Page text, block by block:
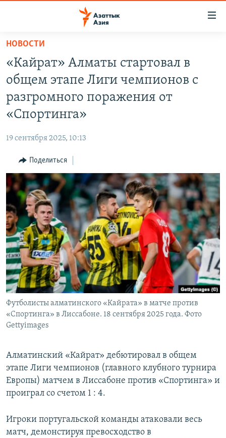
Вернуться
основному
содержанию
главной
Вернутся
поиску
КАЗАХСТАН
УЗБЕКИСТАН
НОВОСТИ
НА ДРУГИХ ЯЗЫКАХ
КЫРГЫЗЧА
ЎЗБЕКЧА
ТОҶИКӢ
TÜRKMENÇE
ПОДПИШИТЕСЬ НА НАС В СОЦСЕТЯХ
Все сайты РСЕ/РС
НОВОСТИ
«Кайрат» Алматы стартовал в
общем этапе Лиги чемпионов с
разгромного поражения от
«Спортинга»
19 сентября 2025, 10:13
Поделиться
Футболисты алматинского «Кайрата» в матче против
«Спортинга» в Лиссабоне. 18 сентября 2025 года. Фото
Gettyimages
Алматинский «Кайрат» дебютировал в общем
этапе Лиги чемпионов (главного клубного турнира
Европы) матчем в Лиссабоне против «Спортинга» и
проиграл со счетом 1 : 4.
Игроки португальской команды атаковали весь
матч, демонстируя превосходство в